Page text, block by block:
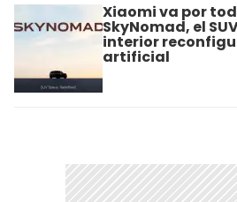
Xiaomi va por
SkyNomad, el
interior
artificial